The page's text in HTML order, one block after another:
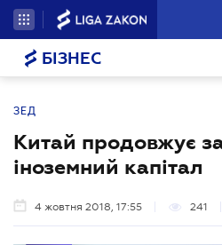
БІЗНЕС
ЗЕД
Китай продовжує
іноземний капітал
4 жовтня 2018, 17:55 241